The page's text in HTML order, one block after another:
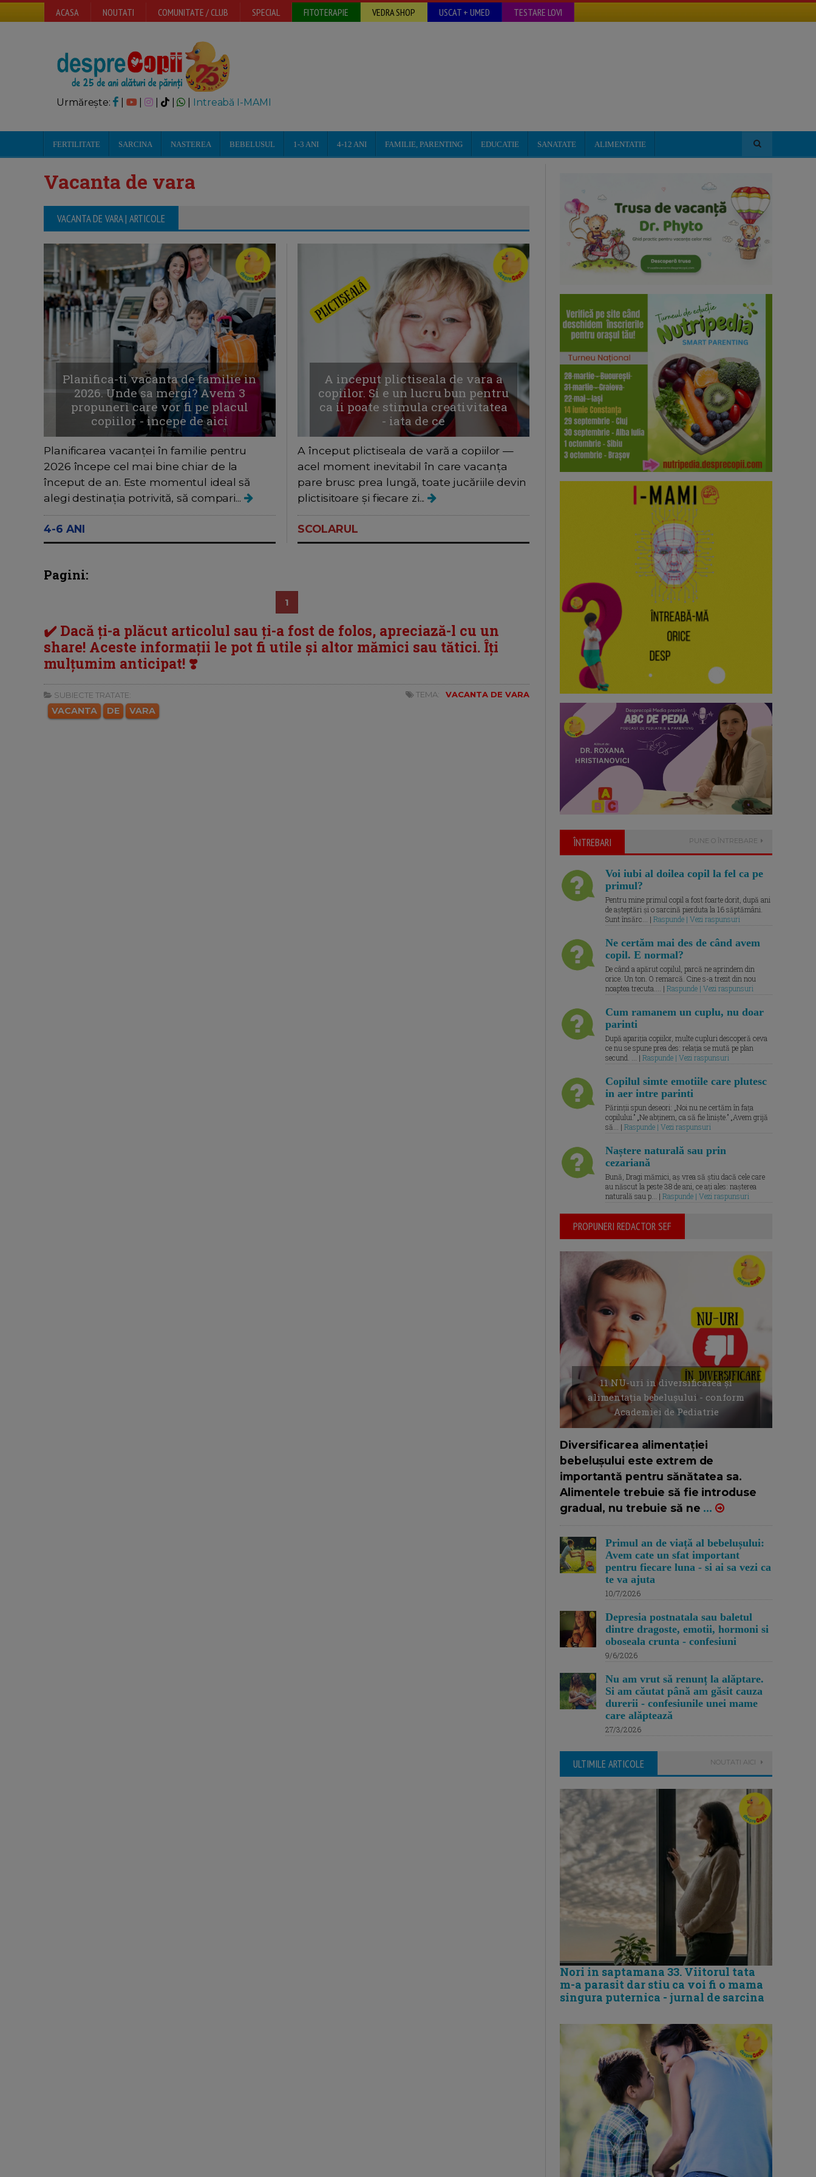
ACASA NOUTATI COMUNITATE / CLUB SPECIAL FITOTERAPIE VEDRA SHOP USCAT + UMED TESTARE LOVI
Urmărește: | | Intreabă I-MAMI
FERTILITATE SARCINA NASTEREA BEBELUSUL 1-3 ANI 4-12 ANI FAMILIE, PARENTING EDUCATIE SANATATE ALIMENTATIE
Vacanta de vara
VACANTA DE VARA | ARTICOLE
Planifica-ti vacanta de familie in
2026. Unde sa mergi? Avem 3
propuneri care vor fi pe placul
copiilor - incepe de aici
Planificarea vacanței în familie pentru
2026 începe cel mai bine chiar de la
început de an. Este momentul ideal să
alegi destinația potrivită, să compari...
4-6 ANI
A inceput plictiseala de vara a
copiilor. Si e un lucru bun pentru
ca ii poate stimula creativitatea
- iata de ce
A început plictiseala de vară a copiilor —
acel moment inevitabil în care vacanța
pare brusc prea lungă, toate jucăriile devin
plictisitoare și fiecare zi...
SCOLARUL
Pagini:
1
✔️ Dacă ți-a plăcut articolul sau ți-a fost de folos, apreciază-l cu un
share! Aceste informații le pot fi utile și altor mămici sau tătici. Îți
mulțumim anticipat! ❣️
SUBIECTE TRATATE:
VACANTA DE VARA
TEMA: VACANTA DE VARA
ÎNTREBARI PUNE O ÎNTREBARE
Voi iubi al doilea copil la fel ca pe
primul?
Pentru mine primul copil a fost foarte dorit, după ani
de așteptări și o sarcină pierduta la 16 săptămâni.
Sunt însărc... | Raspunde | Vezi raspunsuri
Ne certăm mai des de când avem
copil. E normal?
De când a apărut copilul, parcă ne aprindem din
orice. Un ton. O remarcă. Cine s-a trezit din nou
noaptea trecuta.... | Raspunde | Vezi raspunsuri
Cum ramanem un cuplu, nu doar
parinti
După apariția copiilor, multe cupluri descoperă ceva
ce nu se spune prea des: relația se mută pe plan
secund. ... | Raspunde | Vezi raspunsuri
Copilul simte emotiile care plutesc
in aer intre parinti
Părinții spun deseori: „Noi nu ne certăm în fața
copilului.” „Ne abținem, ca să fie liniște.” „Avem grijă
să... | Raspunde | Vezi raspunsuri
Naștere naturală sau prin
cezariană
Bună, Dragi mămici, aș vrea să știu dacă cele care
au născut la peste 38 de ani, ce ați ales: nașterea
naturală sau p... | Raspunde | Vezi raspunsuri
PROPUNERI REDACTOR SEF
11 NU-uri in diversificarea și
alimentația bebelușului - conform
Academiei de Pediatrie
Diversificarea alimentației
bebelușului este extrem de
importantă pentru sănătatea sa.
Alimentele trebuie să fie introduse
gradual, nu trebuie să ne ...
Primul an de viață al bebelușului:
Avem cate un sfat important
pentru fiecare luna - si ai sa vezi ca
te va ajuta
10/7/2026
Depresia postnatala sau baletul
dintre dragoste, emotii, hormoni si
oboseala crunta - confesiuni
9/6/2026
Nu am vrut să renunț la alăptare.
Si am căutat până am găsit cauza
durerii - confesiunile unei mame
care alăptează
27/3/2026
ULTIMILE ARTICOLE NOUTATI AICI
Nori in saptamana 33. Viitorul tata
m-a parasit dar stiu ca voi fi o mama
singura puternica - jurnal de sarcina